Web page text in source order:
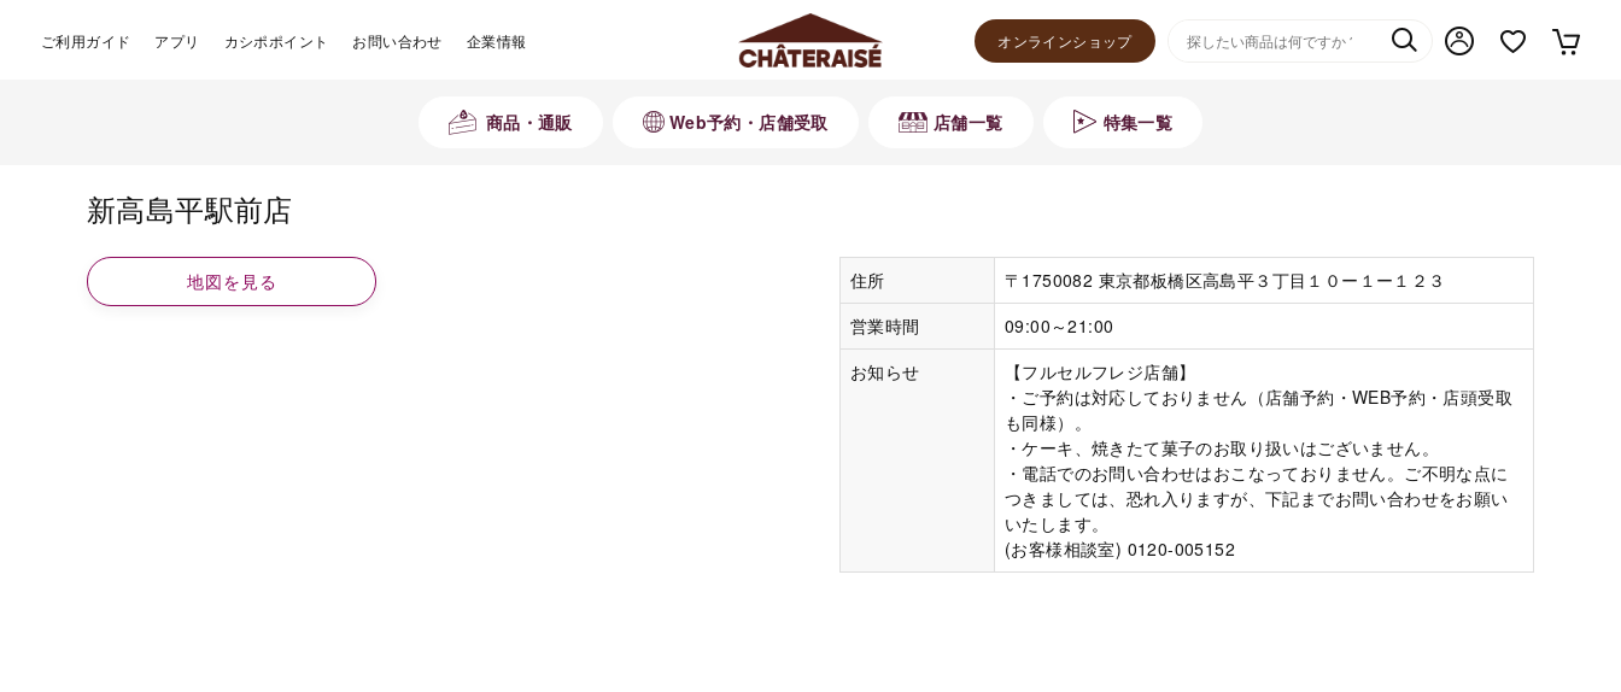
ご利用ガイド アプリ カシポポイント お問い合わせ 企業情報 オンラインショップ
商品・通販 Web予約・店舗受取 店舗一覧 特集一覧
新高島平駅前店
住所
〒1750082 東京都板橋区高島平３丁目１０ー１ー１２３
営業時間
09:00～21:00
お知らせ
【フルセルフレジ店舗】
・ご予約は対応しておりません（店舗予約・WEB予約・店頭受取
も同様）。
・ケーキ、焼きたて菓子のお取り扱いはございません。
・電話でのお問い合わせはおこなっておりません。ご不明な点に
つきましては、恐れ入りますが、下記までお問い合わせをお願い
いたします。
(お客様相談室) 0120-005152
地図を見る